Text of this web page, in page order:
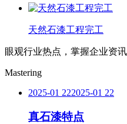
天然石漆工程完工
眼观行业热点，掌握企业资讯
Mastering
2025-01 222025-01 22
真石漆特点